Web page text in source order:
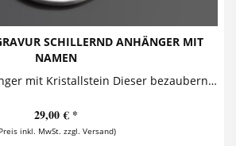
SCHILLERND ANHÄNGER MIT
NAMEN
SCHILLERND Anhänger mit Kristallstein Dieser bezaubernde Silberanhänger mit Namensgravur ist zusammen mit einem schillernden Kristallstein an...
29,00 € *
inkl. MwSt. zzgl. Versand)